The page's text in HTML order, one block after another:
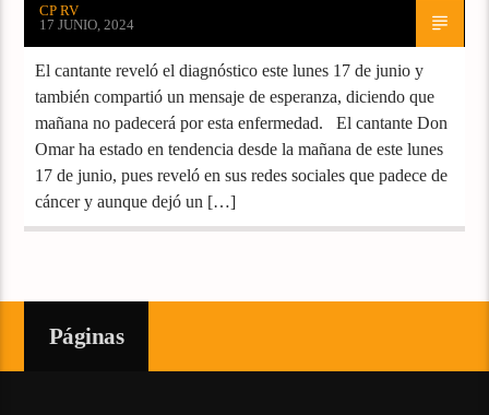
CP RV
17 JUNIO, 2024
El cantante reveló el diagnóstico este lunes 17 de junio y
también compartió un mensaje de esperanza, diciendo que
mañana no padecerá por esta enfermedad. El cantante Don
Omar ha estado en tendencia desde la mañana de este lunes
17 de junio, pues reveló en sus redes sociales que padece de
cáncer y aunque dejó un […]
Páginas